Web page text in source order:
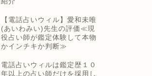
【電話占いウィル】愛和未唯
(あいわみい)先生の評価≪現
役占い師が鑑定体験して本物
かインチキか判断≫
電話占いウィルは鑑定歴１０
年以上の占い師だけを採用し